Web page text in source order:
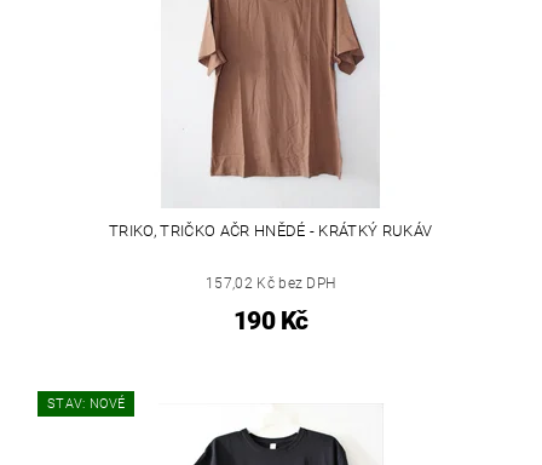
TRIKO, TRIČKO AČR HNĚDÉ - KRÁTKÝ RUKÁV
157,02 Kč bez DPH
190 Kč
STAV: NOVÉ